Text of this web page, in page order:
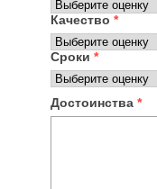
Качество *
Сроки *
Достоинства *